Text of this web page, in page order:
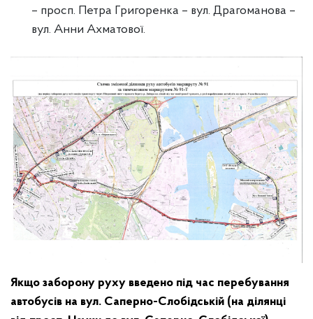
– просп. Петра Григоренка – вул. Драгоманова –
вул. Анни Ахматової.
Якщо заборону руху введено під час перебування
автобусів на вул. Саперно-Слобідській (на ділянці